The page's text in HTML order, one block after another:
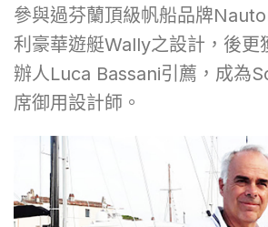
參與過芬蘭頂級帆船品牌
利豪華遊艇Wally之設計，後更
辦人Luca Bassani引薦，成為
席御用設計師。